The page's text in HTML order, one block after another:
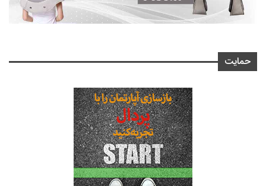
حمایت